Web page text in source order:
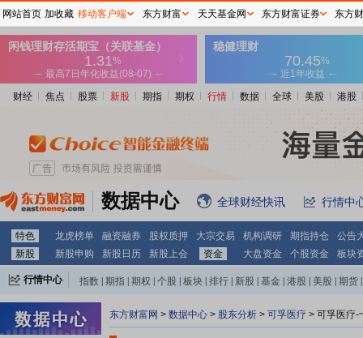
财经 焦点 股票 新股 期指 期权 行情 数据 全球 美股 港股
数据中心 全球财经快讯 行情中
特色 龙虎榜单 融资融券 股权质押 大宗交易 机构调研 期指持仓
公告
新股
新股申购 新股日历 新股上会 资金 大盘资金 个股资金 板块
行情中心 指数 期指 期权 个股 板块 排行 新股 基金 港股 美股 期货
东方财富网 > 数据中心 > 股东分析 > 可孚医疗 > 可孚医疗-
网站首页 加收藏 移动客户端 东方财富 天天基金网 东方财富证券 东方